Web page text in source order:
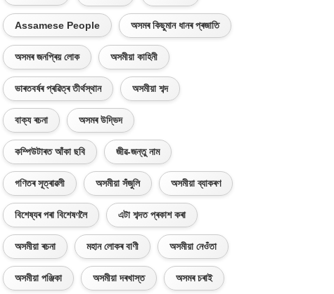
Assamese People অসমৰ কিছুমান ধানৰ প্ৰজাতি
অসমৰ জনপ্ৰিয় লোক অসমীয়া কাহিনী
ভাৰতবৰ্ষৰ প্ৰৱিত্ৰ তীৰ্থস্থান অসমীয়া শব্দ
বাক্য ৰচনা অসমৰ উদ্ভিদ
কম্পিউটাৰত আঁকা ছবি জীৱ-জন্তু নাম
গণিতৰ সূত্ৰাৱলী অসমীয়া সঁজুলি অসমীয়া ব্যাকৰণ
বিশেষ্যৰ পৰা বিশেষণলৈ এটা শব্দত প্ৰকাশ কৰা
অসমীয়া ৰচনা মহান লোকৰ বাণী অসমীয়া নেওঁতা
অসমীয়া পঞ্জিকা অসমীয়া দৰখাস্ত অসমৰ চৰাই